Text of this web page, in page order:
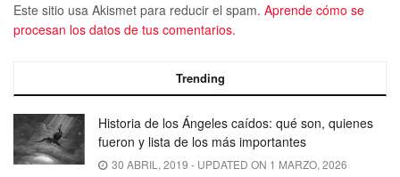
Este sitio usa Akismet para reducir el spam. Aprende cómo se
procesan los datos de tus comentarios.
Trending
Historia de los Ángeles caídos: qué son, quienes
fueron y lista de los más importantes
30 ABRIL, 2019 - UPDATED ON 1 MARZO, 2026